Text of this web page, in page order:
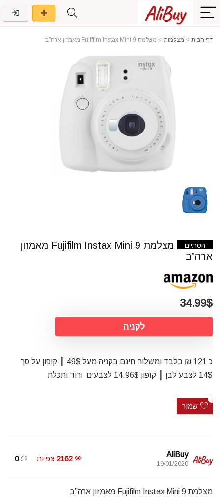
דף הבית > מצלמות > מצלמת Fujifilm Instax Mini 9 מאמזון ארה”ב
הסתיים
מצלמת Fujifilm Instax Mini 9 מאמזון
ארה”ב
34.99$
לקניה
כ 121 ₪ בלבד ומשלוח חינם בקניה מעל 49$ ║ קופון על סך
14$ לצבע לבן ║ קופון 14.96$ לצבעים ורוד ותכלת
שמור
1
AliBuy
19/01/2020
2162 צפיות 0
מצלמת Fujifilm Instax Mini 9 מאמזון ארה”ב